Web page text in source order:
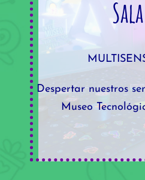
Despertar nuestros
Museo